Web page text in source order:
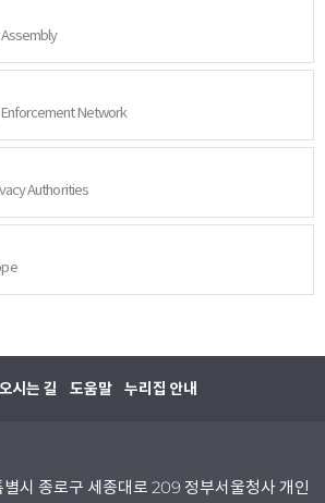
Enforcement Network
Authorities
시는 길 도움말 누리집 안내
시 종로구 세종대로 209 정부서울청사 개인